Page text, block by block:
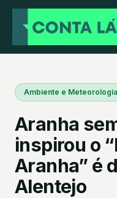
Ambiente e Meteorologia
Aranha
inspirou o
Aranha” é
Alentejo